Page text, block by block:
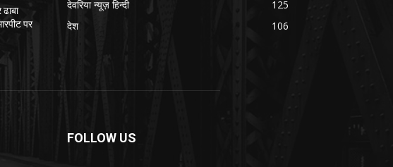
पर
देवरिया न्यूज़ हिन्दी
125
देश
106
FOLLOW US